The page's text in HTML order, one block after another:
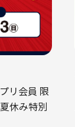
リ会員 限
休み特別